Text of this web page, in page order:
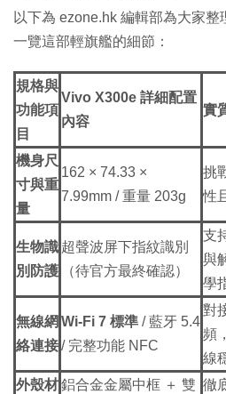
以下為 ezone.hk 編輯部為大家
一覽這部輕旗艦的細節：
規格與
功能項
目
Vivo X300e 詳細配置
內容
實
機身尺
寸與重
量
162 × 74.33 ×
7.99mm / 重量 203g
挑
性
生物識
別防護
超聲波屏下指紋識別
（待官方最終確認）
支
與
學
無線網
絡連接
Wi-Fi 7 標準 / 藍牙 5.4
/ 完整功能 NFC
對
頻
線
外殼材鋁合金金屬中框 ＋ 雙 徹